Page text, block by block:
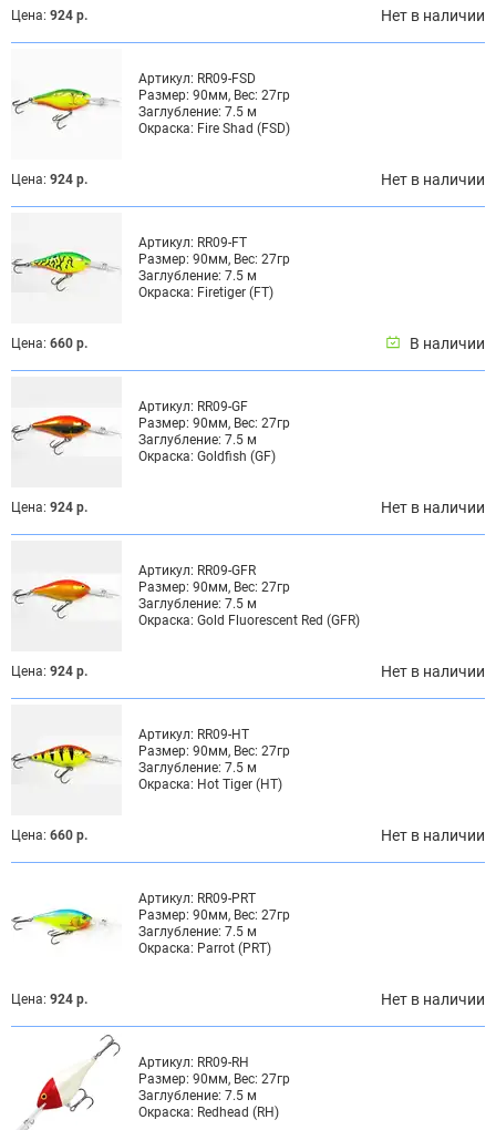
Цена: 924 р. Нет в наличии
Артикул: RR09-FSD
Размер: 90мм, Вес: 27гр
Заглубление: 7.5 м
Окраска: Fire Shad (FSD)
Цена: 924 р. Нет в наличии
Артикул: RR09-FT
Размер: 90мм, Вес: 27гр
Заглубление: 7.5 м
Окраска: Firetiger (FT)
Цена: 660 р. В наличии
Артикул: RR09-GF
Размер: 90мм, Вес: 27гр
Заглубление: 7.5 м
Окраска: Goldfish (GF)
Цена: 924 р. Нет в наличии
Артикул: RR09-GFR
Размер: 90мм, Вес: 27гр
Заглубление: 7.5 м
Окраска: Gold Fluorescent Red (GFR)
Цена: 924 р. Нет в наличии
Артикул: RR09-HT
Размер: 90мм, Вес: 27гр
Заглубление: 7.5 м
Окраска: Hot Tiger (HT)
Цена: 660 р. Нет в наличии
Артикул: RR09-PRT
Размер: 90мм, Вес: 27гр
Заглубление: 7.5 м
Окраска: Parrot (PRT)
Цена: 924 р. Нет в наличии
Артикул: RR09-RH
Размер: 90мм, Вес: 27гр
Заглубление: 7.5 м
Окраска: Redhead (RH)